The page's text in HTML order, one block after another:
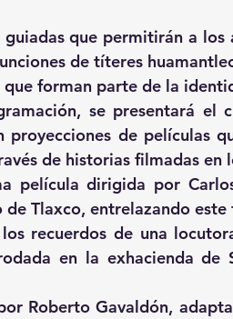
que permitirán a
de títeres
forman parte de la
se presentará el
proyecciones de películas
de historias filmadas en
película dirigida por
de Tlaxco, entrelazando
recuerdos de una
en la exhacienda de
Roberto Gavaldón,